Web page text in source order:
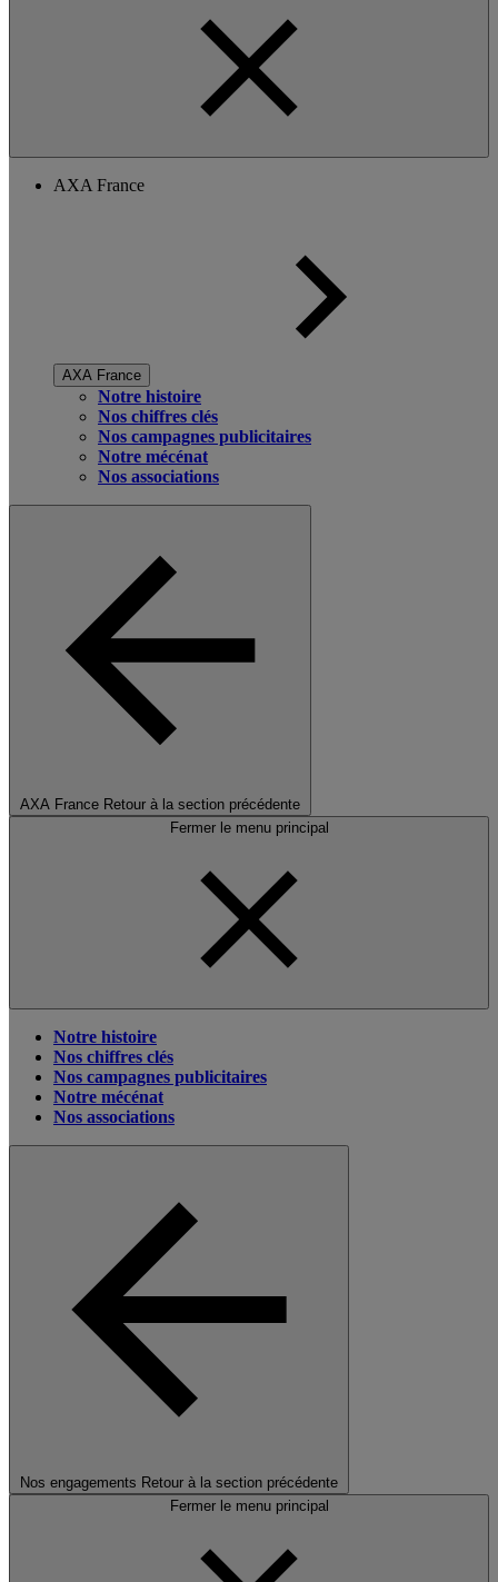
AXA France
AXA France
Notre histoire
Nos chiffres clés
Nos campagnes publicitaires
Notre mécénat
Nos associations
AXA France Retour à la section précédente
Fermer le menu principal
Notre histoire
Nos chiffres clés
Nos campagnes publicitaires
Notre mécénat
Nos associations
Nos engagements Retour à la section précédente
Fermer le menu principal